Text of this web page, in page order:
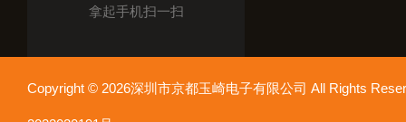
拿起手机扫一扫
Copyright © 2026深圳市京都玉崎电子有限公司 All Rights